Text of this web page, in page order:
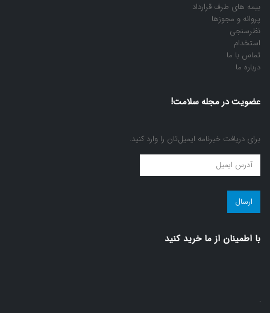
بیمه های طرف قرارداد
پروانه و مجوزها
نظرسنجی
استخدام
تماس با ما
درباره ما
عضویت در مجله سلامت!
برای دریافت خبرنامه ایمیل‌تان را وارد کنید.
عضویت
در
مجله
سلامت!
با اطمينان از ما خريد كنيد